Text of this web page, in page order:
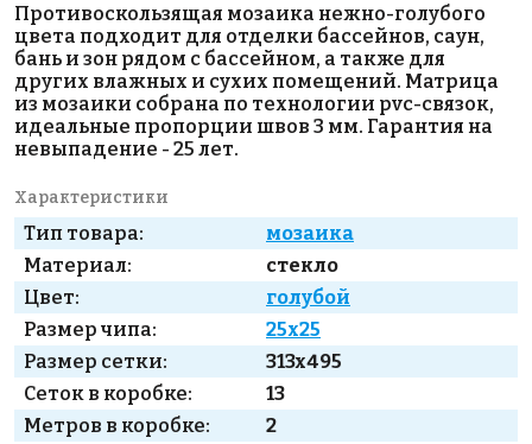
Противоскользящая мозаика нежно-голубого
цвета подходит для отделки бассейнов, саун,
бань и зон рядом с бассейном, а также для
других влажных и сухих помещений. Матрица
из мозаики собрана по технологии pvc-связок,
идеальные пропорции швов 3 мм. Гарантия на
невыпадение - 25 лет.
Характеристики
Тип товара:
мозаика
Материал:
стекло
Цвет:
голубой
Размер чипа:
25x25
Размер сетки:
313x495
Сеток в коробке:
13
Метров в коробке:
2